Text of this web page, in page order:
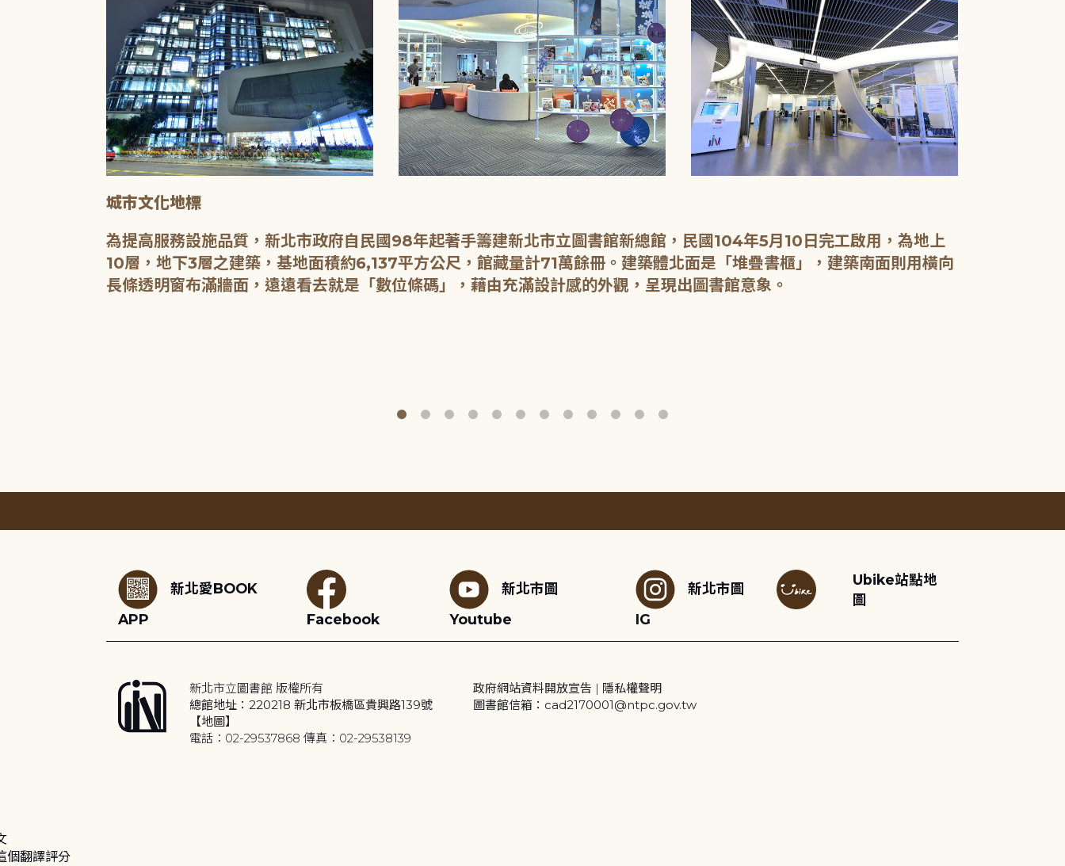
城市文化地標
為提高服務設施品質，新北市政府自民國98年起著手籌建新北市立圖書館新總館，民國104年5月10日完工啟用，為地上
10層，地下3層之建築，基地面積約6,137平方公尺，館藏量計71萬餘冊。建築體北面是「堆疊書櫃」，建築南面則用橫向
長條透明窗布滿牆面，遠遠看去就是「數位條碼」，藉由充滿設計感的外觀，呈現出圖書館意象。
新北愛BOOK
APP
Facebook
新北市圖
Youtube
新北市圖
IG
Ubike站點地
圖
新北市立圖書館 版權所有
總館地址：220218 新北市板橋區貴興路139號
【地圖】
電話：02-29537868 傳真：02-29538139
政府網站資料開放宣告 | 隱私權聲明
圖書館信箱：cad2170001@ntpc.gov.tw
個翻譯評分